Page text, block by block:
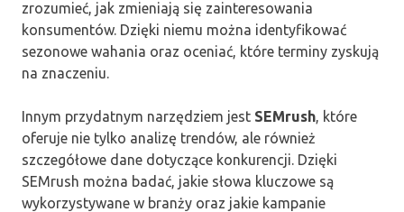
zrozumieć, jak zmieniają się zainteresowania
konsumentów. Dzięki niemu można identyfikować
sezonowe wahania oraz oceniać, które terminy zyskują
na znaczeniu.
Innym przydatnym narzędziem jest SEMrush , które
oferuje nie tylko analizę trendów, ale również
szczegółowe dane dotyczące konkurencji. Dzięki
SEMrush można badać, jakie słowa kluczowe są
wykorzystywane w branży oraz jakie kampanie